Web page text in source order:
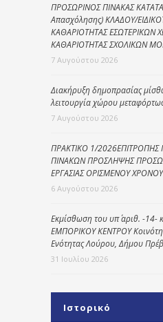
ΠΡΟΣΩΡΙΝΟΣ ΠΙΝΑΚΑΣ
Απασχόλησης) ΚΛΑΔΟΥ/
ΚΑΘΑΡΙΟΤΗΤΑΣ ΕΣΩΤΕΡΙΚΩΝ
ΚΑΘΑΡΙΟΤΗΤΑΣ ΣΧΟΛΙΚΩΝ
7 Αυγούστου 2026
Διακήρυξη δημοπρασίας
λειτουργία χώρου
7 Αυγούστου 2026
ΠΡΑΚΤΙΚΟ 1/2026ΕΠΙΤΡΟΠΗΣ
ΠΙΝΑΚΩΝ ΠΡΟΣΛΗΨΗΣ
ΕΡΓΑΣΙΑΣ ΟΡΙΣΜΕΝΟΥ
6 Αυγούστου 2026
Εκμίσθωση του υπ΄ αριθ. -14-
ΕΜΠΟΡΙΚΟΥ ΚΕΝΤΡΟΥ
Ενότητας Λούρου, Δήμου
31 Ιουλίου 2026
Ιστορικό